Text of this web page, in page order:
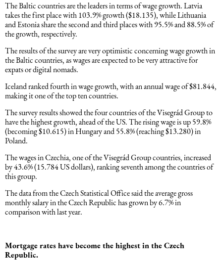
Hüquqi ekspertiza
Neft və qaz hüququ
Tikinti hüququ
Dəniz hüququ
İdman hüququ
Turizm hüququ
The Baltic countries are the leaders in terms of wage growth. Latvia
takes the first place with 103.9% growth ($18.135), while Lithuania
and Estonia share the second and third places with 95.5% and 88.5% of
the growth, respectively.
The results of the survey are very optimistic concerning wage growth in
the Baltic countries, as wages are expected to be very attractive for
expats or digital nomads.
Iceland ranked fourth in wage growth, with an annual wage of $81.844,
making it one of the top ten countries.
The survey results showed the four countries of the Visegrád Group to
have the highest growth, ahead of the US. The rising wage is up 59.8%
(becoming $10.615) in Hungary and 55.8% (reaching $13.280) in
Poland.
The wages in Czechia, one of the Visegrád Group countries, increased
by 43.6% (15.784 US dollars), ranking seventh among the countries of
this group.
The data from the Czech Statistical Office said the average gross
monthly salary in the Czech Republic has grown by 6.7% in
comparison with last year.
Mortgage rates have become the highest in the Czech
Republic.